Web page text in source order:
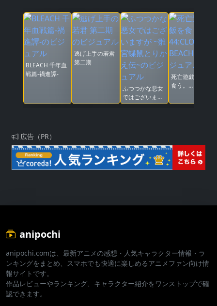
BLEACH 千年血
戦篇-禍進譚-
逃げ上手の若君
第二期
ふつつかな悪女
ではございます
が ~雛宮蝶鼠と
死亡遊戯で飯を
食う。
BEACH
広告（PR）
anipochi
anipochi.comは、最新アニメの感想・人気キャラクター情報・ラ
ンキングをまとめ、スマホでも快適に楽しめるアニメファン向け情
報サイトです。
作品レビューやランキング、キャラクター紹介をワンストップで確
認できます。